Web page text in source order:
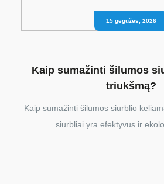
15 gegužės, 2026
Kaip sumažinti šilumos
triukšmą?
Kaip sumažinti šilumos siurblio
siurbliai yra efektyvus ir